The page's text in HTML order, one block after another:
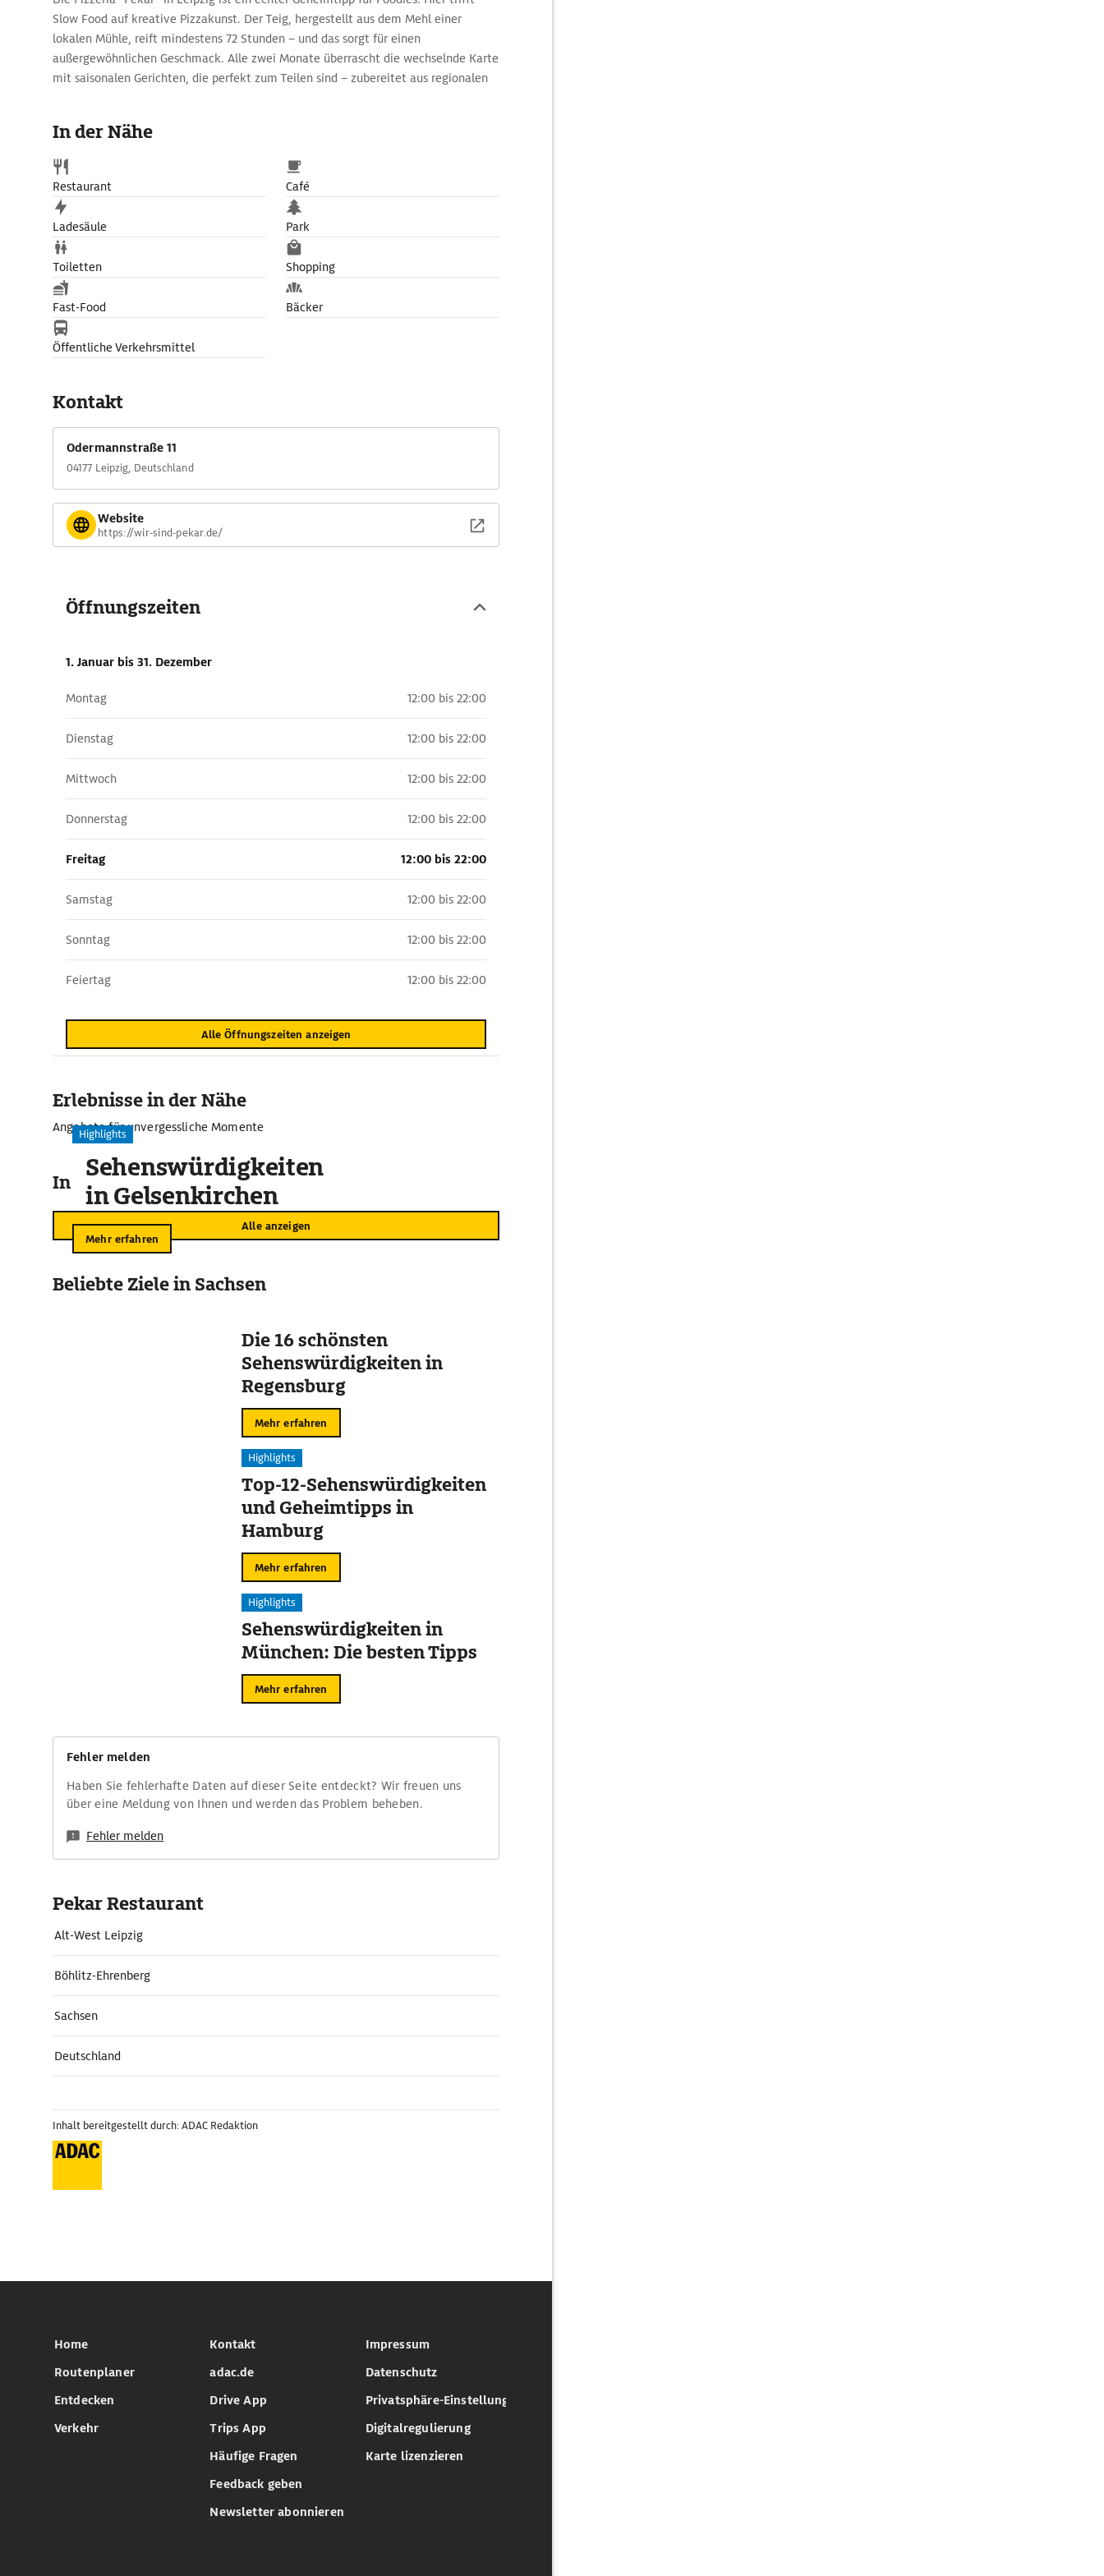
Slow Food auf kreative Pizzakunst. Der Teig, hergestellt aus dem Mehl einer
lokalen Mühle, reift mindestens 72 Stunden – und das sorgt für einen
außergewöhnlichen Geschmack. Alle zwei Monate überrascht die wechselnde Karte
mit saisonalen Gerichten, die perfekt zum Teilen sind – zubereitet aus regionalen
zum idealen Startpunkt in einen Abend, der mit einem Drink in einer der
umliegenden Bars ausklingen kann.
In der Nähe
Restaurant Café
Ladesäule Park
Toiletten Shopping
Fast-Food Bäcker
Öffentliche Verkehrsmittel
Kontakt
Odermannstraße 11
04177 Leipzig, Deutschland
Website
https://wir-sind-pekar.de/
Öffnungszeiten
1. Januar bis 31. Dezember
Montag 12:00 bis 22:00
Dienstag 12:00 bis 22:00
Mittwoch 12:00 bis 22:00
Donnerstag 12:00 bis 22:00
Freitag 12:00 bis 22:00
Samstag 12:00 bis 22:00
Sonntag 12:00 bis 22:00
Feiertag 12:00 bis 22:00
Alle Öffnungszeiten anzeigen
Erlebnisse in der Nähe
Angebote für unvergessliche Momente
In der Umgebung
Alle anzeigen
Highlights
Sehenswürdigkeiten
in Gelsenkirchen
Mehr erfahren
Beliebte Ziele in Sachsen
Die 16 schönsten
Sehenswürdigkeiten in
Regensburg
Mehr erfahren
Highlights
Top-12-Sehenswürdigkeiten
und Geheimtipps in
Hamburg
Mehr erfahren
Highlights
Sehenswürdigkeiten in
München: Die besten Tipps
Mehr erfahren
Fehler melden
Haben Sie fehlerhafte Daten auf dieser Seite entdeckt? Wir freuen uns
über eine Meldung von Ihnen und werden das Problem beheben.
Fehler melden
Pekar Restaurant
Alt-West Leipzig
Böhlitz-Ehrenberg
Sachsen
Deutschland
Inhalt bereitgestellt durch: ADAC Redaktion
Home
Routenplaner
Entdecken
Verkehr
Kontakt
adac.de
Drive App
Trips App
Häufige Fragen
Feedback geben
Newsletter abonnieren
Impressum
Datenschutz
Privatsphäre-Einstellungen
Digitalregulierung
Karte lizenzieren